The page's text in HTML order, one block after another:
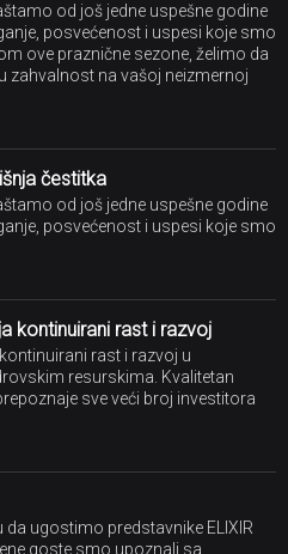
od još jedne uspešne godine
posvećenost i uspesi koje smo
ove praznične sezone, želimo da
zahvalnost na vašoj neizmernoj
čestitka
od još jedne uspešne godine
posvećenost i uspesi koje smo
kontinuirani rast i razvoj
rast i razvoj u
resurskima. Kvalitetan
sve veći broj investitora
ugostimo predstavnike ELIXIR
goste smo upoznali sa